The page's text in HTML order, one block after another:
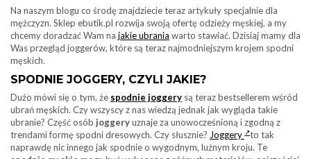
Na naszym blogu co środę znajdziecie teraz artykuły specjalnie dla
mężczyzn. Sklep ebutik.pl rozwija swoją ofertę odzieży męskiej, a my
chcemy doradzać Wam na jakie ubrania warto stawiać. Dzisiaj mamy dla
Was przegląd joggerów, które są teraz najmodniejszym krojem spodni
męskich.
SPODNIE JOGGERY, CZYLI JAKIE?
Dużo mówi się o tym, że spodnie joggery są teraz bestsellerem wśród
ubrań męskich. Czy wszyscy z nas wiedzą jednak jak wygląda takie
ubranie? Część osób joggeryuznaje za unowocześnioną i zgodną z
trendami formę spodni dresowych. Czy słusznie? Joggery
to tak
naprawdę nic innego jak spodnie o wygodnym, luźnym kroju. Te